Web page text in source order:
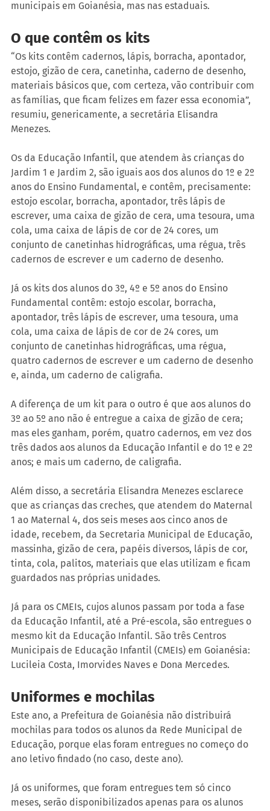
municipais em Goianésia, mas nas estaduais.
O que contêm os kits
“Os kits contêm cadernos, lápis, borracha, apontador,
estojo, gizão de cera, canetinha, caderno de desenho,
materiais básicos que, com certeza, vão contribuir com
as famílias, que ficam felizes em fazer essa economia”,
resumiu, genericamente, a secretária Elisandra
Menezes.
Os da Educação Infantil, que atendem às crianças do
Jardim 1 e Jardim 2, são iguais aos dos alunos do 1º e 2º
anos do Ensino Fundamental, e contêm, precisamente:
estojo escolar, borracha, apontador, três lápis de
escrever, uma caixa de gizão de cera, uma tesoura, uma
cola, uma caixa de lápis de cor de 24 cores, um
conjunto de canetinhas hidrográficas, uma régua, três
cadernos de escrever e um caderno de desenho.
Já os kits dos alunos do 3º, 4º e 5º anos do Ensino
Fundamental contêm: estojo escolar, borracha,
apontador, três lápis de escrever, uma tesoura, uma
cola, uma caixa de lápis de cor de 24 cores, um
conjunto de canetinhas hidrográficas, uma régua,
quatro cadernos de escrever e um caderno de desenho
e, ainda, um caderno de caligrafia.
A diferença de um kit para o outro é que aos alunos do
3º ao 5º ano não é entregue a caixa de gizão de cera;
mas eles ganham, porém, quatro cadernos, em vez dos
três dados aos alunos da Educação Infantil e do 1º e 2º
anos; e mais um caderno, de caligrafia.
Além disso, a secretária Elisandra Menezes esclarece
que as crianças das creches, que atendem do Maternal
1 ao Maternal 4, dos seis meses aos cinco anos de
idade, recebem, da Secretaria Municipal de Educação,
massinha, gizão de cera, papéis diversos, lápis de cor,
tinta, cola, palitos, materiais que elas utilizam e ficam
guardados nas próprias unidades.
Já para os CMEIs, cujos alunos passam por toda a fase
da Educação Infantil, até a Pré-escola, são entregues o
mesmo kit da Educação Infantil. São três Centros
Municipais de Educação Infantil (CMEIs) em Goianésia:
Lucileia Costa, Imorvides Naves e Dona Mercedes.
Uniformes e mochilas
Este ano, a Prefeitura de Goianésia não distribuirá
mochilas para todos os alunos da Rede Municipal de
Educação, porque elas foram entregues no começo do
ano letivo findado (no caso, deste ano).
Já os uniformes, que foram entregues tem só cinco
meses, serão disponibilizados apenas para os alunos